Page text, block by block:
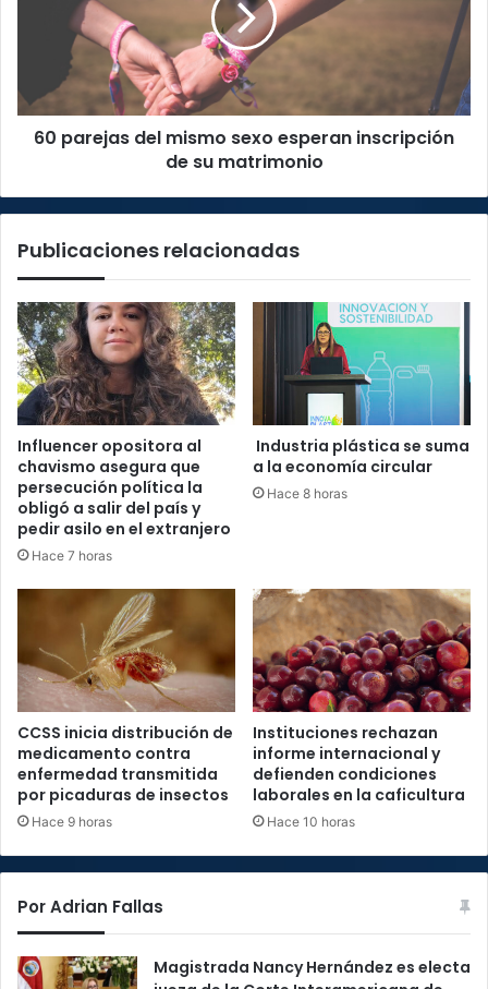
inscripción
de
su
matrimonio
60 parejas del mismo sexo esperan inscripción
de su matrimonio
Publicaciones relacionadas
Influencer opositora al
chavismo asegura que
persecución política la
obligó a salir del país y
pedir asilo en el extranjero
Hace 7 horas
Industria plástica se suma
a la economía circular
Hace 8 horas
CCSS inicia distribución de
medicamento contra
enfermedad transmitida
por picaduras de insectos
Hace 9 horas
Instituciones rechazan
informe internacional y
defienden condiciones
laborales en la caficultura
Hace 10 horas
Por Adrian Fallas
Magistrada Nancy Hernández es electa